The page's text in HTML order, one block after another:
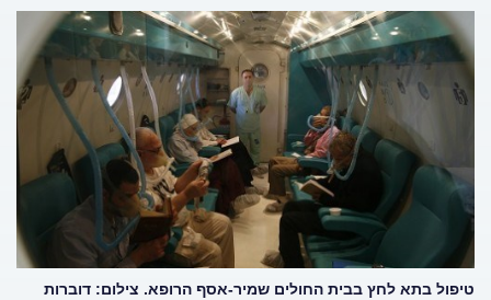
טיפול בתא לחץ בבית החולים שמיר-אסף הרופא. צילום: דוברות